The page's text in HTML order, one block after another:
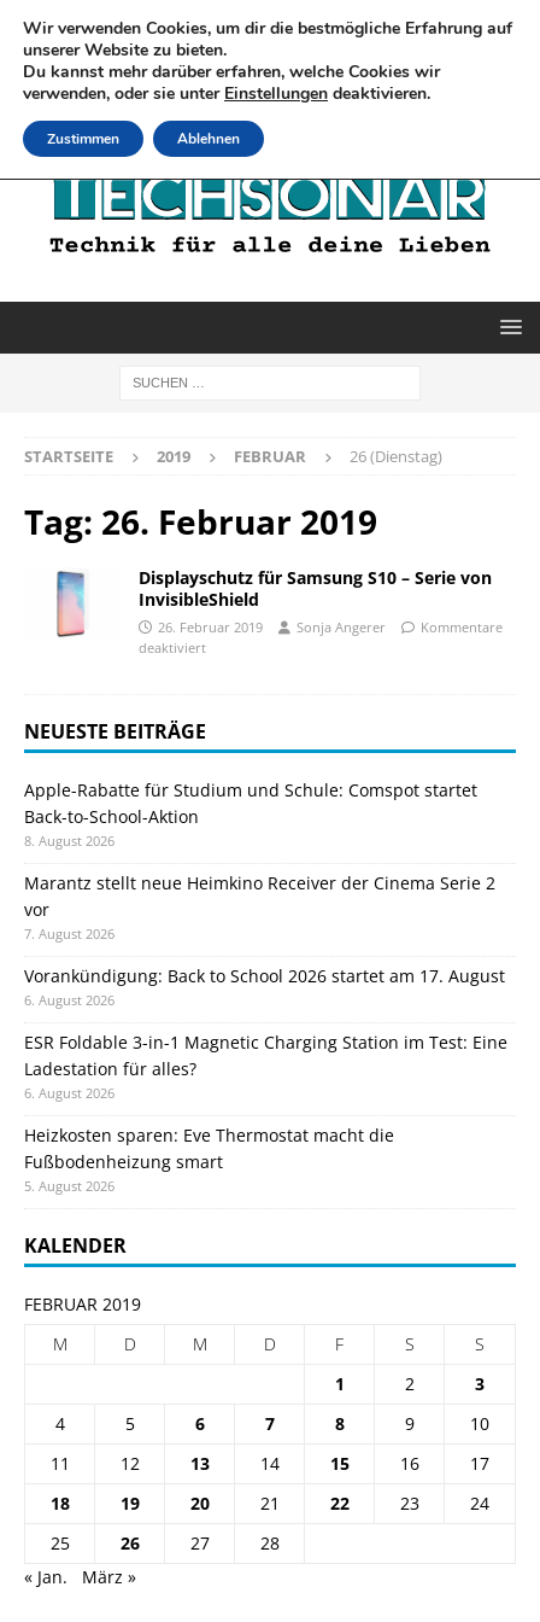
STARTSEITE 2019 FEBRUAR 26 (Dienstag)
Tag: 26. Februar 2019
Displayschutz für Samsung S10 – Serie von
InvisibleShield
26. Februar 2019 Sonja Angerer
Kommentare
deaktiviert
NEUESTE BEITRÄGE
Apple-Rabatte für Studium und Schule: Comspot startet
Back-to-School-Aktion
8. August 2026
Marantz stellt neue Heimkino Receiver der Cinema Serie 2
vor
7. August 2026
Vorankündigung: Back to School 2026 startet am 17. August
6. August 2026
ESR Foldable 3-in-1 Magnetic Charging Station im Test: Eine
Ladestation für alles?
6. August 2026
Heizkosten sparen: Eve Thermostat macht die
Fußbodenheizung smart
5. August 2026
KALENDER
FEBRUAR 2019
M
D M D F S
S
1
2
3
4
5 6 7 8 9
10
11
12 13 14 15 16
17
18
19 20 21 22 23
24
25
26 27
28
« Jan.
März »
Wir verwenden Cookies, um dir die bestmögliche Erfahrung auf
unserer Website zu bieten.
Du kannst mehr darüber erfahren, welche Cookies wir
verwenden, oder sie unter Einstellungen deaktivieren.
Zustimmen Ablehnen